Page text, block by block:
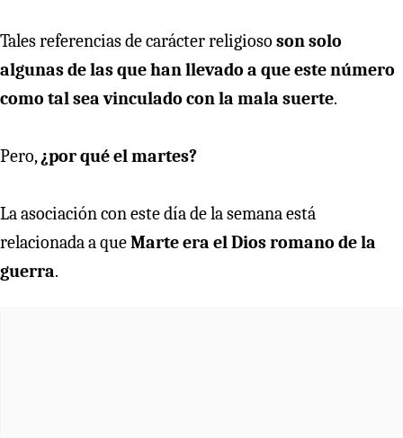
Tales referencias de carácter religioso son solo
algunas de las que han llevado a que este número
como tal sea vinculado con la mala suerte.
Pero, ¿por qué el martes?
La asociación con este día de la semana está
relacionada a queMarte era el Dios romano de la
guerra.